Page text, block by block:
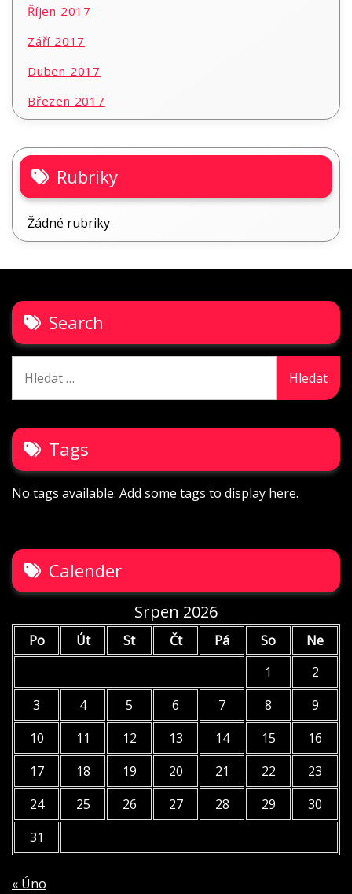
Říjen 2017
Září 2017
Duben 2017
Březen 2017
Rubriky
Žádné rubriky
Search
Tags
No tags available. Add some tags to display here.
Calender
Srpen 2026
Po Út St Čt Pá So
Ne
1
2
3
4 5 6 7 8
9
10
11 12 13 14 15
16
17
18 19 20 21 22
23
24
25 26 27 28 29
30
31
« Úno